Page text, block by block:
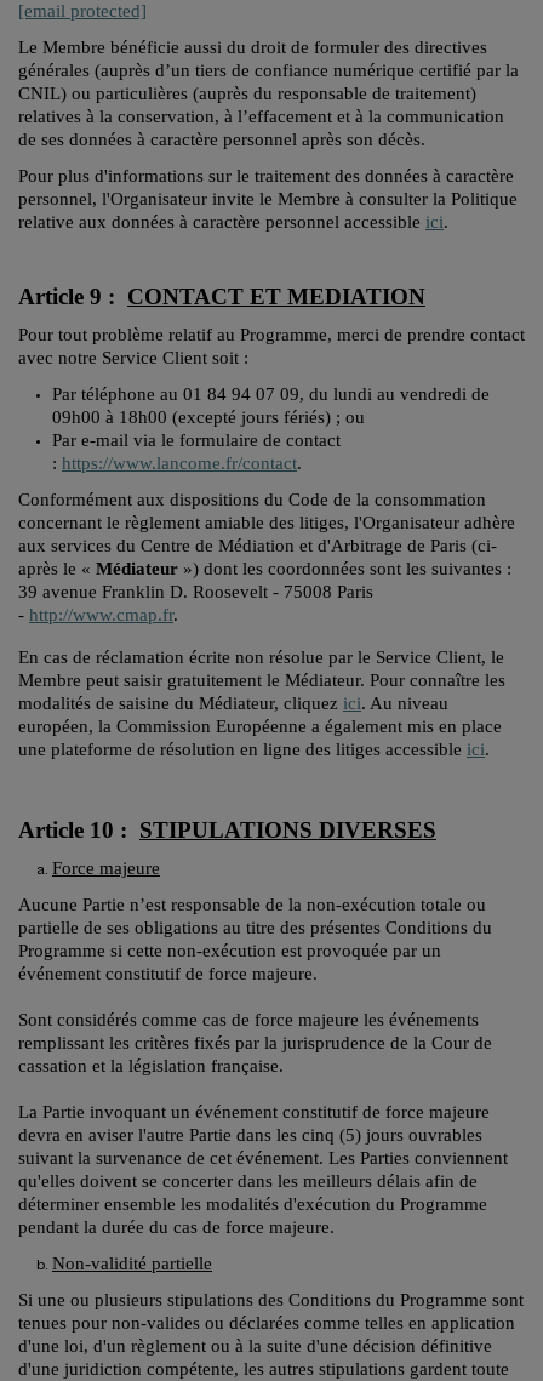
[email protected]
Le Membre bénéficie aussi du droit de formuler des directives
générales (auprès d’un tiers de confiance numérique certifié par la
CNIL) ou particulières (auprès du responsable de traitement)
relatives à la conservation, à l’effacement et à la communication
de ses données à caractère personnel après son décès.
Pour plus d'informations sur le traitement des données à caractère
personnel, l'Organisateur invite le Membre à consulter la Politique
relative aux données à caractère personnel accessible ici.
Article 9 : CONTACT ET MEDIATION
Pour tout problème relatif au Programme, merci de prendre contact
avec notre Service Client soit :
Par téléphone au 01 84 94 07 09, du lundi au vendredi de
09h00 à 18h00 (excepté jours fériés) ; ou
Par e-mail via le formulaire de contact
: https://www.lancome.fr/contact.
Conformément aux dispositions du Code de la consommation
concernant le règlement amiable des litiges, l'Organisateur adhère
aux services du Centre de Médiation et d'Arbitrage de Paris (ci-
après le « Médiateur ») dont les coordonnées sont les suivantes :
39 avenue Franklin D. Roosevelt - 75008 Paris
- http://www.cmap.fr.
En cas de réclamation écrite non résolue par le Service Client, le
Membre peut saisir gratuitement le Médiateur. Pour connaître les
modalités de saisine du Médiateur, cliquez ici. Au niveau
européen, la Commission Européenne a également mis en place
une plateforme de résolution en ligne des litiges accessible ici.
Article 10 : STIPULATIONS DIVERSES
Force majeure
Aucune Partie n’est responsable de la non-exécution totale ou
partielle de ses obligations au titre des présentes Conditions du
Programme si cette non-exécution est provoquée par un
événement constitutif de force majeure.
Sont considérés comme cas de force majeure les événements
remplissant les critères fixés par la jurisprudence de la Cour de
cassation et la législation française.
La Partie invoquant un événement constitutif de force majeure
devra en aviser l'autre Partie dans les cinq (5) jours ouvrables
suivant la survenance de cet événement. Les Parties conviennent
qu'elles doivent se concerter dans les meilleurs délais afin de
déterminer ensemble les modalités d'exécution du Programme
pendant la durée du cas de force majeure.
Non-validité partielle
Si une ou plusieurs stipulations des Conditions du Programme sont
tenues pour non-valides ou déclarées comme telles en application
d'une loi, d'un règlement ou à la suite d'une décision définitive
d'une juridiction compétente, les autres stipulations gardent toute